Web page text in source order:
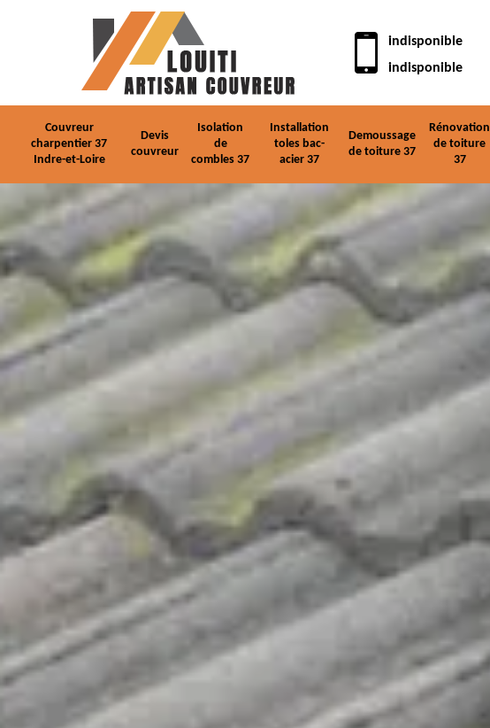
indisponible
indisponible
Couvreur
charpentier 37
Indre-et-Loire
Devis
couvreur
Isolation
de
combles 37
Installation
toles bac-
acier 37
Demoussage
de toiture 37
Rénovation
de toiture
37